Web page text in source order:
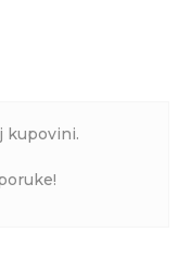
kupovini.